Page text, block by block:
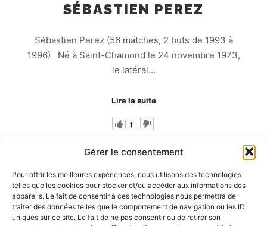
Gérer le consentement
Pour offrir les meilleures expériences, nous utilisons des technologies
telles que les cookies pour stocker et/ou accéder aux informations des
appareils. Le fait de consentir à ces technologies nous permettra de
traiter des données telles que le comportement de navigation ou les ID
uniques sur ce site. Le fait de ne pas consentir ou de retirer son
SÉBASTIEN PEREZ
Sébastien Perez (56 matches, 2 buts de 1993 à
1996) Né à Saint-Chamond le 24 novembre 1973,
le latéral…
Lire la suite
1
AFFICHER LA SUITE 100/119